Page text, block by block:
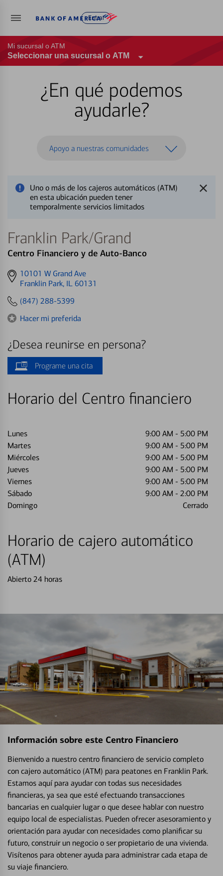
Entrar
Mi sucursal o ATM
Seleccionar una sucursal o ATM
¿En qué podemos
ayudarle?
Apoyo a nuestras comunidades
Uno o más de los cajeros automáticos (ATM)
en esta ubicación pueden tener
temporalmente servicios limitados
Franklin Park/Grand
Centro Financiero y de Auto-Banco
Get
directions
10101 W Grand Ave
Franklin Park, IL 60131
(847) 288-5399
Hacer mi preferida
¿Desea reunirse en persona?
Programe una cita
Horario del Centro financiero
Lunes 9:00 AM - 5:00 PM
Martes
9:00 AM - 5:00 PM
Miércoles
9:00 AM - 5:00 PM
Jueves
9:00 AM - 5:00 PM
Viernes
9:00 AM - 5:00 PM
Sábado
9:00 AM - 2:00 PM
Domingo
Cerrado
Horario de cajero automático
(ATM)
Abierto 24 horas
Información sobre este Centro Financiero
Bienvenido a nuestro centro financiero de servicio completo
con cajero automático (ATM) para peatones en Franklin Park.
Estamos aquí para ayudar con todas sus necesidades
financieras, ya sea que esté efectuando transacciones
bancarias en cualquier lugar o que desee hablar con nuestro
equipo local de especialistas. Pueden ofrecer asesoramiento y
orientación para ayudar con necesidades como planificar su
futuro, construir un negocio o ser propietario de una vivienda.
Visítenos para obtener ayuda para administrar cada etapa de
su viaje financiero.